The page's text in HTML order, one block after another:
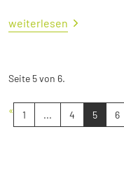
weiterlesen
Seite 5 von 6.
« 1 ... 4 5 6